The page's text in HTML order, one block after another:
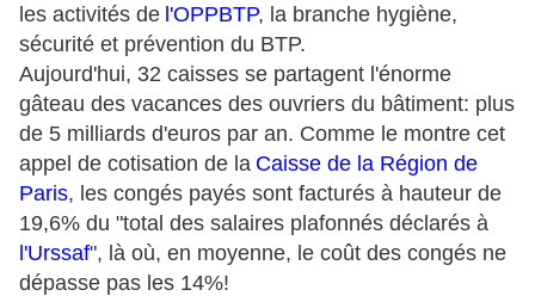
les activités de l'OPPBTP, la branche hygiène,
sécurité et prévention du BTP.
Aujourd'hui, 32 caisses se partagent l'énorme
gâteau des vacances des ouvriers du bâtiment: plus
de 5 milliards d'euros par an. Comme le montre cet
appel de cotisation de la Caisse de la Région de
Paris, les congés payés sont facturés à hauteur de
19,6% du "total des salaires plafonnés déclarés à
l'Urssaf", là où, en moyenne, le coût des congés ne
dépasse pas les 14%!